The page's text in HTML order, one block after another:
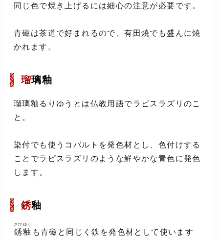
同じ色で焼き上げるには細心の注意が必要です。
青磁は茶道で好まれるので、有田焼でも盛んに焼
かれます。
瑠璃釉
瑠璃釉るりゆう とは仏教用語でラピスラズリのこ
と。
染付でも使うコバルトを発色材とし、色付けする
ことでラピスラズリのような鮮やかな青色に発色
します。
銹釉
銹釉
さびゆう
も青磁と同じく鉄を発色材として使います